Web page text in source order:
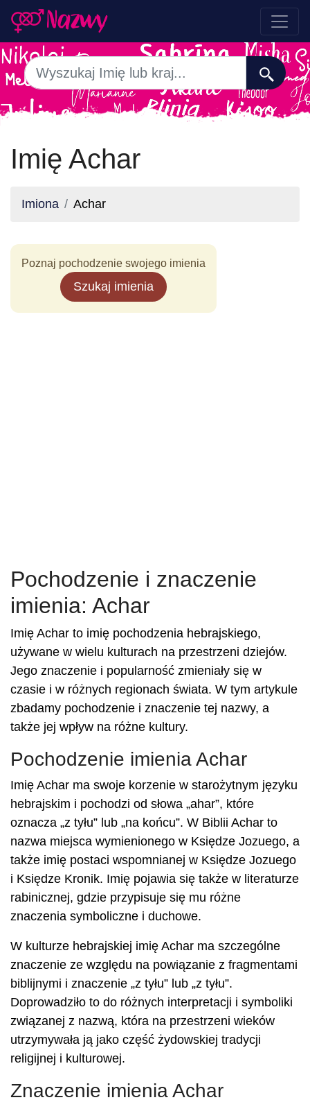
Imię Achar
Imiona Achar
Poznaj pochodzenie swojego imienia
Szukaj imienia
Pochodzenie i znaczenie
imienia: Achar
Imię Achar to imię pochodzenia hebrajskiego,
używane w wielu kulturach na przestrzeni dziejów.
Jego znaczenie i popularność zmieniały się w
czasie i w różnych regionach świata. W tym artykule
zbadamy pochodzenie i znaczenie tej nazwy, a
także jej wpływ na różne kultury.
Pochodzenie imienia Achar
Imię Achar ma swoje korzenie w starożytnym języku
hebrajskim i pochodzi od słowa „ahar”, które
oznacza „z tyłu” lub „na końcu”. W Biblii Achar to
nazwa miejsca wymienionego w Księdze Jozuego, a
także imię postaci wspomnianej w Księdze Jozuego
i Księdze Kronik. Imię pojawia się także w literaturze
rabinicznej, gdzie przypisuje się mu różne
znaczenia symboliczne i duchowe.
W kulturze hebrajskiej imię Achar ma szczególne
znaczenie ze względu na powiązanie z fragmentami
biblijnymi i znaczenie „z tyłu” lub „z tyłu”.
Doprowadziło to do różnych interpretacji i symboliki
związanej z nazwą, która na przestrzeni wieków
utrzymywała ją jako część żydowskiej tradycji
religijnej i kulturowej.
Znaczenie imienia Achar